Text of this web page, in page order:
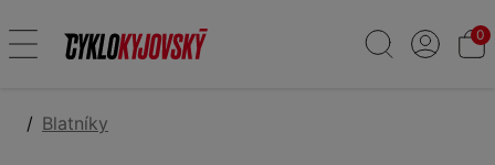
0
Blatníky